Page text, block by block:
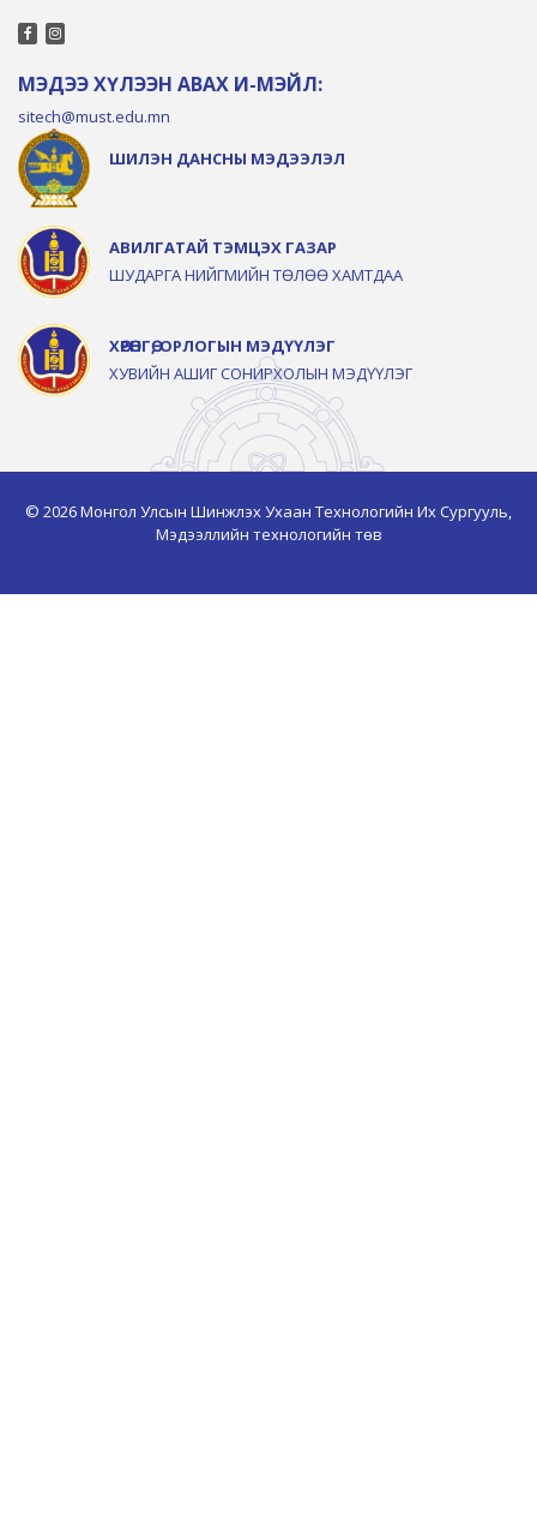
МЭДЭЭ ХҮЛЭЭН АВАХ И-МЭЙЛ:
sitech@must.edu.mn
ШИЛЭН ДАНСНЫ МЭДЭЭЛЭЛ
АВИЛГАТАЙ ТЭМЦЭХ ГАЗАР
ШУДАРГА НИЙГМИЙН ТӨЛӨӨ ХАМТДАА
ХӨРӨНГӨ, ОРЛОГЫН МЭДҮҮЛЭГ
ХУВИЙН АШИГ СОНИРХОЛЫН МЭДҮҮЛЭГ
© 2026 Монгол Улсын Шинжлэх Ухаан Технологийн Их Сургууль,
Мэдээллийн технологийн төв